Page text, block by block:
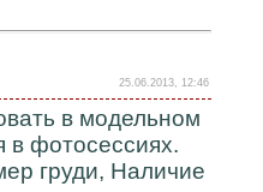
25.06.2013, 12:46
в модельном
в фотосессиях.
груди, Наличие